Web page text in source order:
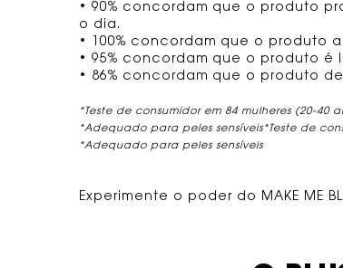
• 90% concordam que o produto
o dia.
• 100% concordam que o produto
• 95% concordam que o produto
• 86% concordam que o produto
*Teste de consumidor em 84 mulheres (20-40
*Adequado para peles sensíveis*Teste de
*Adequado para peles sensíveis
Experimente o poder do MAKE ME